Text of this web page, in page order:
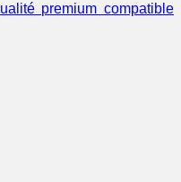
premium compatible